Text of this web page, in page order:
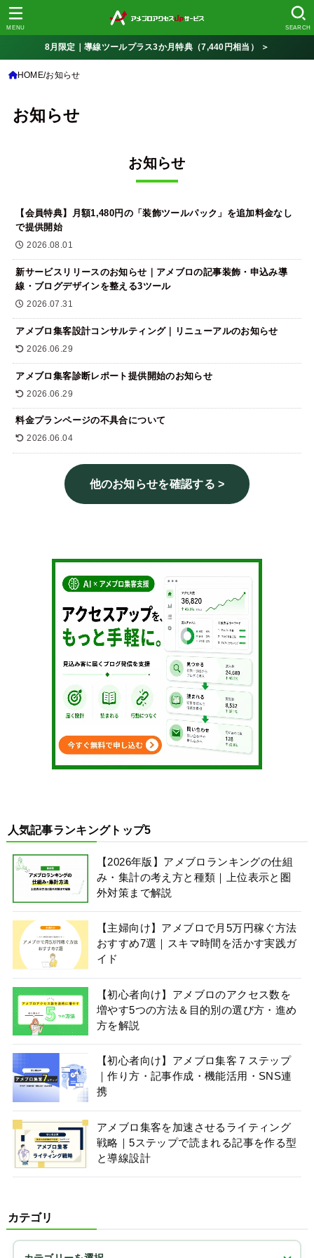
SEARCH
MENU
8月限定｜導線ツールプラス3か月特典（7,440円相当） ＞
HOME お知らせ
お知らせ
お知らせ
【会員特典】月額1,480円の「装飾ツールパック」を追加料金なし
で提供開始
2026.08.01
新サービスリリースのお知らせ｜アメブロの記事装飾・申込み導
線・ブログデザインを整える3ツール
2026.07.31
アメブロ集客設計コンサルティング｜リニューアルのお知らせ
2026.06.29
アメブロ集客診断レポート提供開始のお知らせ
2026.06.29
料金プランページの不具合について
2026.06.04
他のお知らせを確認する>
人気記事ランキングトップ5
【2026年版】アメブロランキングの仕組
み・集計の考え方と種類｜上位表示と圏
外対策まで解説
【主婦向け】アメブロで月5万円稼ぐ方法
おすすめ7選｜スキマ時間を活かす実践ガ
イド
【初心者向け】アメブロのアクセス数を
増やす5つの方法＆目的別の選び方・進め
方を解説
【初心者向け】アメブロ集客７ステップ
｜作り方・記事作成・機能活用・SNS連
携
アメブロ集客を加速させるライティング
戦略｜5ステップで読まれる記事を作る型
と導線設計
カテゴリ